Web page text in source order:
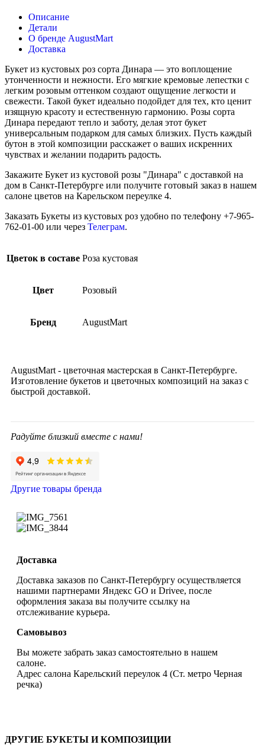
Описание
Детали
О бренде AugustMart
Доставка
Букет из кустовых роз сорта Динара — это воплощение
утонченности и нежности. Его мягкие кремовые лепестки с
легким розовым оттенком создают ощущение легкости и
свежести. Такой букет идеально подойдет для тех, кто ценит
изящную красоту и естественную гармонию. Розы сорта
Динара передают тепло и заботу, делая этот букет
универсальным подарком для самых близких. Пусть каждый
бутон в этой композиции расскажет о ваших искренних
чувствах и желании подарить радость.
Закажите Букет из кустовой розы "Динара" c доставкой на
дом в Санкт-Петербурге или получите готовый заказ в нашем
салоне цветов на Карельском переулке 4.
Заказать Букеты из кустовых роз удобно по телефону +7-965-
762-01-00 или через Телеграм.
Цветок в составе Роза кустовая
Цвет Розовый
Бренд AugustMart
AugustMart - цветочная мастерская в Санкт-Петербурге.
Изготовление букетов и цветочных композиций на заказ c
быстрой доставкой.
Радуйте близкий вместе с нами!
Другие товары бренда
Доставка
Доставка заказов по Санкт-Петербургу осуществляется
нашими партнерами Яндекс GO и Drivee, после
оформления заказа вы получите ссылку на
отслеживание курьера.
Самовывоз
Вы можете забрать заказ самостоятельно в нашем
салоне.
Адрес салона Карельский переулок 4 (Ст. метро Черная
речка)
ДРУГИЕ БУКЕТЫ И КОМПОЗИЦИИ